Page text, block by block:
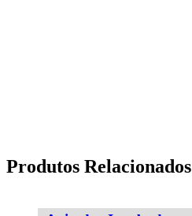
Produtos Relacionados